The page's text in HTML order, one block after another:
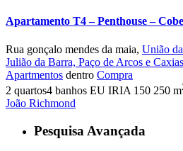
Apartamento T4 – Penthouse –
Rua gonçalo mendes da maia, União
Julião da Barra, Paço de Arcos e Caxias
Apartmentos dentro Compra
2 quartos4 banhos EU IRIA 150 250 m
João Richmond
Pesquisa Avançada